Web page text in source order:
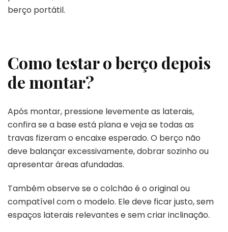
berço portátil.
Como testar o berço depois
de montar?
Após montar, pressione levemente as laterais,
confira se a base está plana e veja se todas as
travas fizeram o encaixe esperado. O berço não
deve balançar excessivamente, dobrar sozinho ou
apresentar áreas afundadas.
Também observe se o colchão é o original ou
compatível com o modelo. Ele deve ficar justo, sem
espaços laterais relevantes e sem criar inclinação.